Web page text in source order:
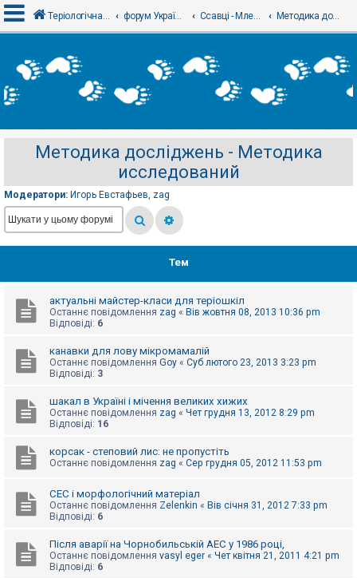
х
і
с
р
а
ц
і
Т
м
б
д
о
е
в
Теріологічна школа форум Українського теріологічного товариства Ссавці - Млекопитающие Методика досліджень - Методика исследований
Методика досліджень - Методика
исследований
Модератори: Игорь Евстафьев, zag
Тем
актуальні майстер-класи для теріошкіл
Останнє повідомлення zag « Вів жовтня 08, 2013 10:36 pm
Відповіді: 6
канавки для лову мікромамалій
Останнє повідомлення Goy « Суб лютого 23, 2013 3:23 pm
Відповіді: 3
шакал в Україні і мічення великих хижих
Останнє повідомлення zag « Чет грудня 13, 2012 8:29 pm
Відповіді: 16
корсак - степовий лис: не пропустіть
Останнє повідомлення zag « Сер грудня 05, 2012 11:53 pm
СЕС і морфологічний матеріал
Останнє повідомлення Zelenkin « Вів січня 31, 2012 7:33 pm
Відповіді: 6
Після аварії на Чорнобильській АЕС у 1986 році,
Останнє повідомлення vasyl eger « Чет квітня 21, 2011 4:21 pm
Відповіді: 6